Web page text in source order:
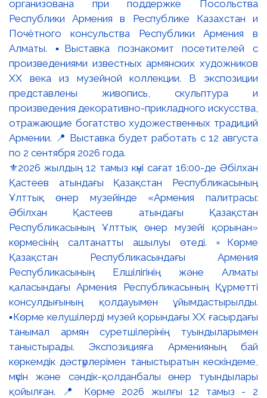
⚜️2026 жылдың 12 тамыз күні сағат 16:00-де Әбілхан
Қастеев атындағы Қазақстан Республикасының
Ұлттық өнер музейінде «Армения палитрасы:
Әбілхан Қастеев атындағы Қазақстан
Республикасының Ұлттық өнер музейі қорынан»
көрмесінің салтанатты ашылуы өтеді. ▫️Көрме
Қазақстан Республикасындағы Армения
Республикасының Елшілігінің және Алматы
қаласындағы Армения Республикасының Құрметті
консулдығының қолдауымен ұйымдастырылды.
▪️Көрме келушілерді музей қорындағы ХХ ғасырдағы
танымал армян суретшілерінің туындыларымен
таныстырады. Экспозицияға Арменияның бай
көркемдік дәстүрлерімен таныстыратын кескіндеме,
мүсін және сәндік-қолданбалы өнер туындылары
қойылған. 📍 Көрме 2026 жылғы 12 тамыз - 2